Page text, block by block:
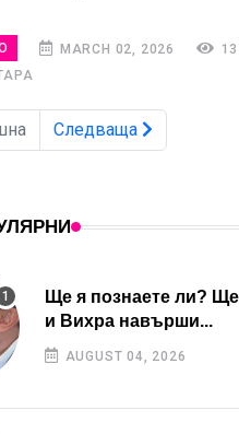
MARCH 02, 2026
Следваща
Ще я познаете ли?
и Вихра навърши...
AUGUST 04, 2026